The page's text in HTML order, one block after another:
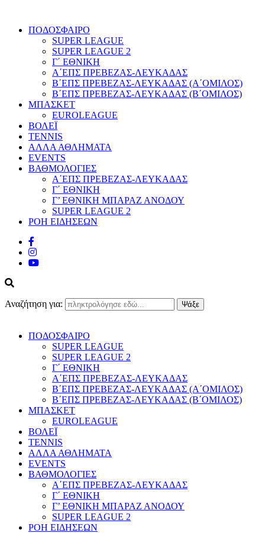
ΠΟΔΟΣΦΑΙΡΟ
SUPER LEAGUE
SUPER LEAGUE 2
Γ΄ ΕΘΝΙΚΗ
Α΄ΕΠΣ ΠΡΕΒΕΖΑΣ-ΛΕΥΚΑΔΑΣ
Β΄ΕΠΣ ΠΡΕΒΕΖΑΣ-ΛΕΥΚΑΔΑΣ (Α΄ΟΜΙΛΟΣ)
Β΄ΕΠΣ ΠΡΕΒΕΖΑΣ-ΛΕΥΚΑΔΑΣ (Β΄ΟΜΙΛΟΣ)
ΜΠΑΣΚΕΤ
EUROLEAGUE
ΒΟΛΕΪ
TENNIS
ΑΛΛΑ ΑΘΛΗΜΑΤΑ
EVENTS
ΒΑΘΜΟΛΟΓΙΕΣ
Α΄ΕΠΣ ΠΡΕΒΕΖΑΣ-ΛΕΥΚΑΔΑΣ
Γ΄ ΕΘΝΙΚΗ
Γ’ ΕΘΝΙΚΗ ΜΠΑΡΑΖ ΑΝΟΔΟΥ
SUPER LEAGUE 2
ΡΟΗ ΕΙΔΗΣΕΩΝ
Αναζήτηση για:
ΠΟΔΟΣΦΑΙΡΟ
SUPER LEAGUE
SUPER LEAGUE 2
Γ΄ ΕΘΝΙΚΗ
Α΄ΕΠΣ ΠΡΕΒΕΖΑΣ-ΛΕΥΚΑΔΑΣ
Β΄ΕΠΣ ΠΡΕΒΕΖΑΣ-ΛΕΥΚΑΔΑΣ (Α΄ΟΜΙΛΟΣ)
Β΄ΕΠΣ ΠΡΕΒΕΖΑΣ-ΛΕΥΚΑΔΑΣ (Β΄ΟΜΙΛΟΣ)
ΜΠΑΣΚΕΤ
EUROLEAGUE
ΒΟΛΕΪ
TENNIS
ΑΛΛΑ ΑΘΛΗΜΑΤΑ
EVENTS
ΒΑΘΜΟΛΟΓΙΕΣ
Α΄ΕΠΣ ΠΡΕΒΕΖΑΣ-ΛΕΥΚΑΔΑΣ
Γ΄ ΕΘΝΙΚΗ
Γ’ ΕΘΝΙΚΗ ΜΠΑΡΑΖ ΑΝΟΔΟΥ
SUPER LEAGUE 2
ΡΟΗ ΕΙΔΗΣΕΩΝ